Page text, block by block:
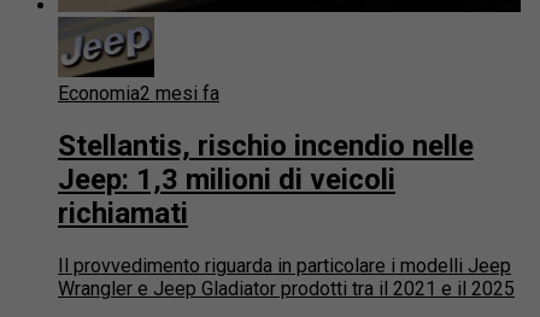
Economia2 mesi fa
Stellantis, rischio incendio nelle
Jeep: 1,3 milioni di veicoli
richiamati
Il provvedimento riguarda in particolare i modelli Jeep
Wrangler e Jeep Gladiator prodotti tra il 2021 e il 2025